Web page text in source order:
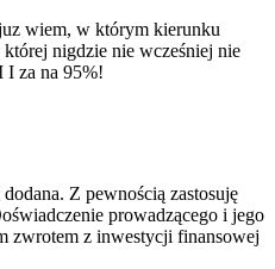
wiem, w którym kierunku
nigdzie nie wcześniej nie
I za na 95%!
Z pewnością zastosuję
prowadzącego i jego
zwrotem z inwestycji finansowej